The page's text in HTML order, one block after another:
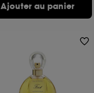
Ajouter au panier